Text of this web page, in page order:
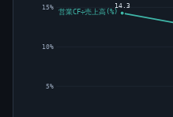
5%
10%
15% 14.3
営業CF÷売上高(%)